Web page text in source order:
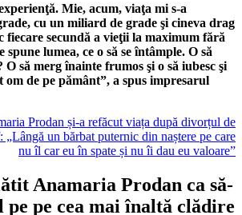
Mie, acum, viaţa mi s-a
cu un miliard de grade şi cineva drag
fiecare secundă a vieţii la maximum fără
spune lumea, ce o să se întâmple. O să
O să merg înainte frumos şi o să iubesc şi
om de pe pământ”, a spus impresarul
Prodan și-a refăcut viața după divorțul de
un bărbat puternic din naștere pe care
nu îl car eu în spate și nu îi dau eu valoare”
Anamaria Prodan ca să-
pe cea mai înaltă clădire